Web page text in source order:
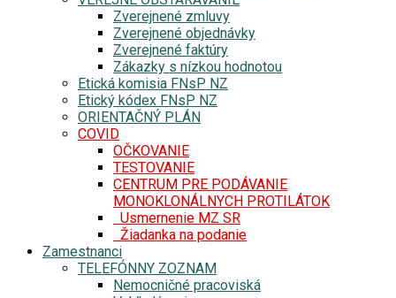
Zverejnené zmluvy
Zverejnené objednávky
Zverejnené faktúry
Zákazky s nízkou hodnotou
Etická komisia FNsP NZ
Etický kódex FNsP NZ
ORIENTAČNÝ PLÁN
COVID
OČKOVANIE
TESTOVANIE
CENTRUM PRE PODÁVANIE
MONOKLONÁLNYCH PROTILÁTOK
Usmernenie MZ SR
Žiadanka na podanie
Zamestnanci
TELEFÓNNY ZOZNAM
Nemocničné pracoviská